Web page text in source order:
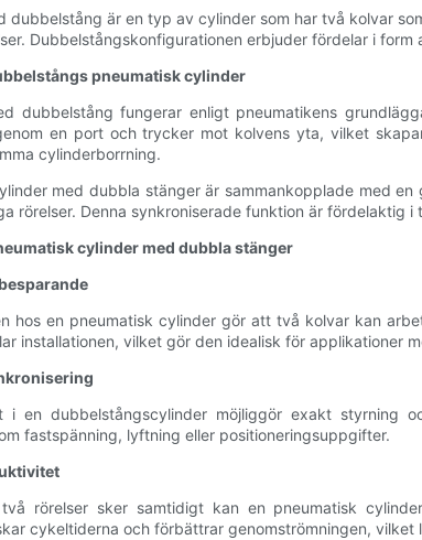
dubbelstång är en typ av cylinder som har två kolvar
Dubbelstångskonfigurationen erbjuder fördelar i
pneumatisk cylinder
dubbelstång fungerar enligt pneumatikens
en port och trycker mot kolvens yta, vilket
cylinderborrning.
med dubbla stänger är sammankopplade med
rörelser. Denna synkroniserade funktion är fördelaktig
cylinder med dubbla stänger
hos en pneumatisk cylinder gör att två kolvar kan
installationen, vilket gör den idealisk för applikationer
i en dubbelstångscylinder möjliggör exakt
fastspänning, lyftning eller positioneringsuppgifter.
rörelser sker samtidigt kan en pneumatisk
cykeltiderna och förbättrar genomströmningen,